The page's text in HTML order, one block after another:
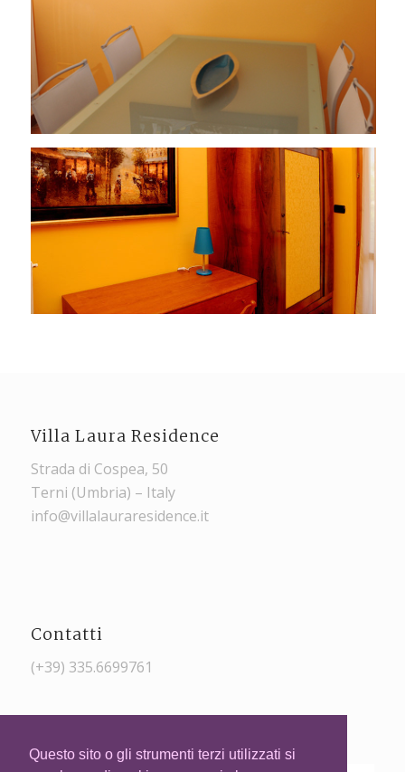
Questo sito o gli strumenti terzi utilizzati si
Villa Laura Residence
Strada di Cospea, 50
Terni (Umbria) – Italy
info@villalauraresidence.it
Contatti
(+39) 335.6699761